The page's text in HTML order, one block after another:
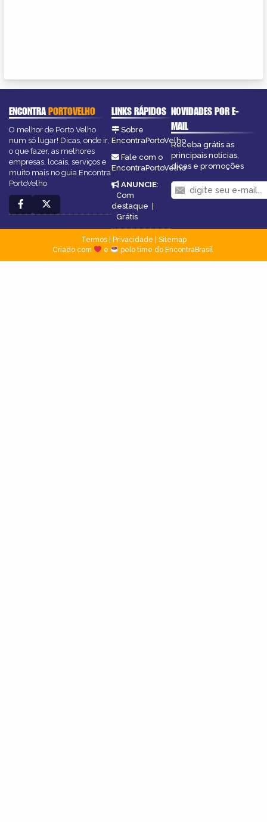
ENCONTRAPORTOVELHO
O melhor de Porto Velho
num só lugar! Dicas, onde ir,
o que fazer, as melhores
empresas, locais, serviços e
muito mais no guia Encontra
PortoVelho
LINKS RÁPIDOS
Sobre
EncontraPortoVelho
Fale com o
EncontraPortoVelho
ANUNCIE:
Com
destaque |
Grátis
NOVIDADES POR E-
MAIL
Receba grátis as
principais notícias,
dicas e promoções
Termos| Privacidade
Sitemap
Criado com
e pelo time do EncontraBrasil